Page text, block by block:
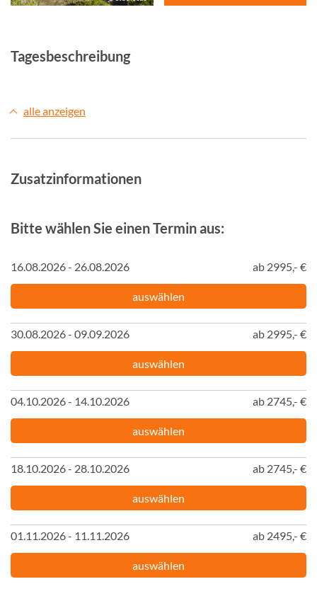
Tagesbeschreibung
alle anzeigen
Zusatzinformationen
Bitte wählen Sie einen Termin aus:
16.08.2026 - 26.08.2026 ab 2995,- €
auswählen
30.08.2026 - 09.09.2026 ab 2995,- €
auswählen
04.10.2026 - 14.10.2026 ab 2745,- €
auswählen
18.10.2026 - 28.10.2026 ab 2745,- €
auswählen
01.11.2026 - 11.11.2026 ab 2495,- €
auswählen